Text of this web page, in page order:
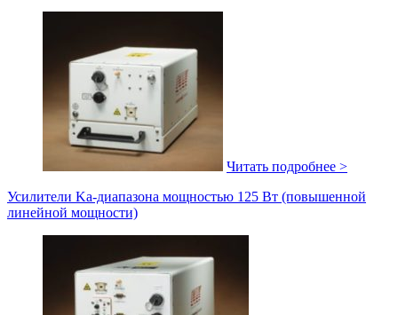
Читать подробнее >
Усилители Ka-диапазона мощностью 125 Вт (повышенной
линейной мощности)